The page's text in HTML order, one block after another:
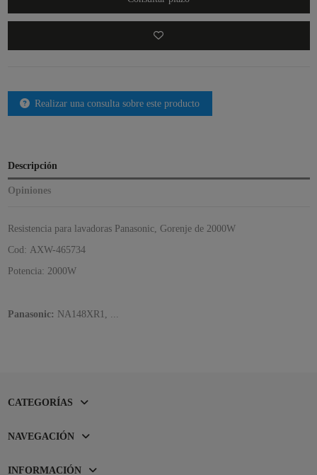
Realizar una consulta sobre este producto
Descripción
Opiniones
Resistencia para lavadoras Panasonic, Gorenje de 2000W
Cod: AXW-465734
Potencia: 2000W
Panasonic: NA148XR1, ...
CATEGORÍAS
NAVEGACIÓN
INFORMACIÓN